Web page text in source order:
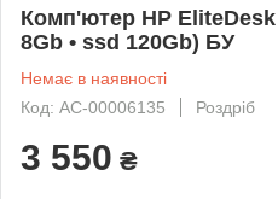
Комп'ютер HP EliteDesk
8Gb • ssd 120Gb) БУ
Немає в наявності
Код: AC-00006135
Роздріб
3 550 ₴